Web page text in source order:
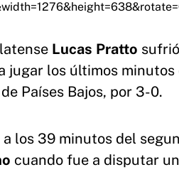
Lucas Pratto
jugar los últimos
Países Bajos, por 3-0.
a los 39 minutos del
cuando fue a disputar